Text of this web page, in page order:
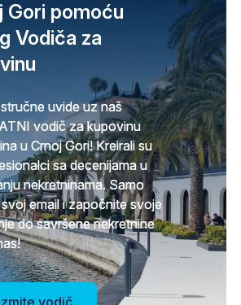
Gori pomoću
Vodiča za
uvide uz naš
vodič za kupovinu
u Crnoj Gori! Kreirali su
sa decenijama u
nekretninama. Samo
email i započnite svoje
do savršene nekretnine